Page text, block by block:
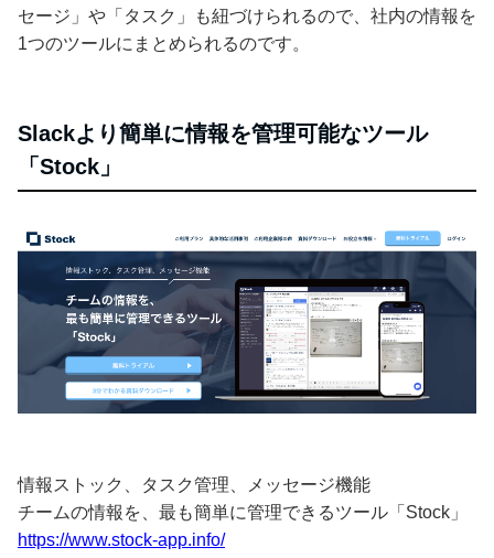
セージ」や「タスク」も紐づけられるので、社内の情報を
1つのツールにまとめられるのです。
Slackより簡単に情報を管理可能なツール
「Stock」
情報ストック、タスク管理、メッセージ機能
チームの情報を、最も簡単に管理できるツール「Stock」
https://www.stock-app.info/